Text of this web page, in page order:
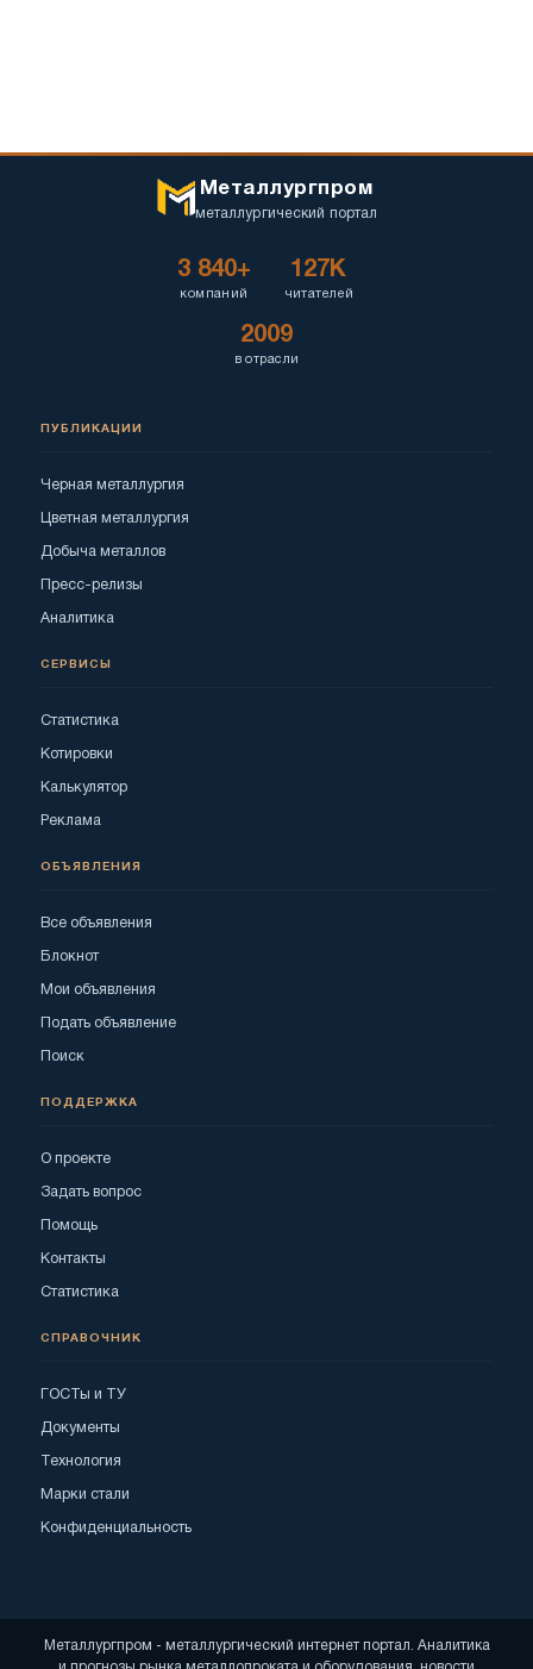
Металлургпром
металлургический портал
3 840+
компаний
127K
читателей
2009
в отрасли
ПУБЛИКАЦИИ
Черная металлургия
Цветная металлургия
Добыча металлов
Пресс-релизы
Аналитика
СЕРВИСЫ
Статистика
Котировки
Калькулятор
Реклама
ОБЪЯВЛЕНИЯ
Все объявления
Блокнот
Мои объявления
Подать объявление
Поиск
ПОДДЕРЖКА
О проекте
Задать вопрос
Помощь
Контакты
Статистика
СПРАВОЧНИК
ГОСТы и ТУ
Документы
Технология
Марки стали
Конфиденциальность
Металлургпром - металлургический интернет портал. Аналитика